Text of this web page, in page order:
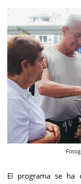
El programa se ha